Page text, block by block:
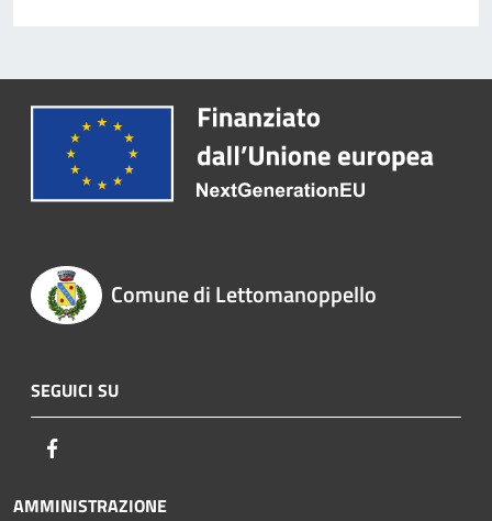
Comune di Lettomanoppello
SEGUICI SU
AMMINISTRAZIONE